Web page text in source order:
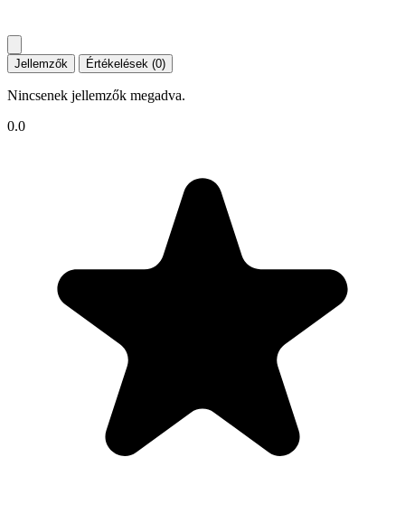
Jellemzők Értékelések (0)
Nincsenek jellemzők megadva.
0.0